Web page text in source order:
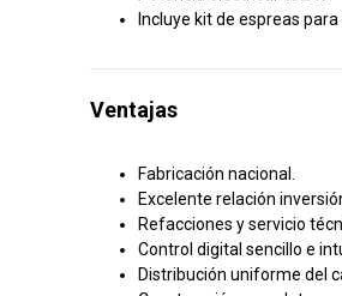
Incluye kit de espreas
Ventajas
Fabricación nacional.
Excelente relación
Refacciones y servicio
Control digital sencillo e
Distribución uniforme del